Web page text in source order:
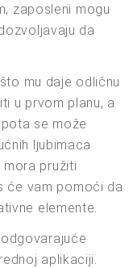
zaposleni mogu
da
mu daje odličnu
u prvom planu, a
se može
ljubimaca
pružiti
će vam pomoći da
elemente.
aplikaciji.